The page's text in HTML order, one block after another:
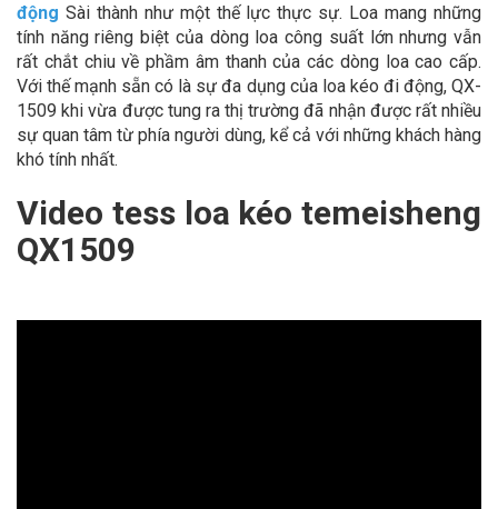
động Sài thành như một thế lực thực sự. Loa mang những
tính năng riêng biệt của dòng loa công suất lớn nhưng vẫn
rất chắt chiu về phầm âm thanh của các dòng loa cao cấp.
Với thế mạnh sẵn có là sự đa dụng của loa kéo đi động, QX-
1509 khi vừa được tung ra thị trường đã nhận được rất nhiều
sự quan tâm từ phía người dùng, kể cả với những khách hàng
khó tính nhất.
Video tess loa kéo temeisheng
QX1509